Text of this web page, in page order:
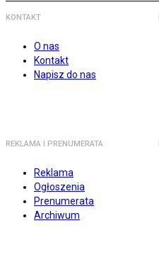
KONTAKT
O nas
Kontakt
Napisz do nas
REKLAMA I PRENUMERATA
Reklama
Ogłoszenia
Prenumerata
Archiwum